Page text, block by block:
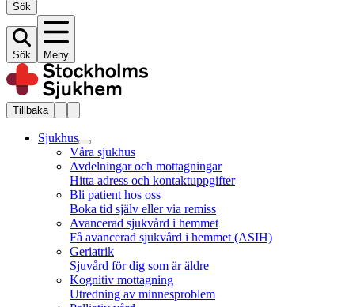
Sök
Sök Meny
Tillbaka
Sjukhus
Våra sjukhus
Avdelningar och mottagningar
Hitta adress och kontaktuppgifter
Bli patient hos oss
Boka tid själv eller via remiss
Avancerad sjukvård i hemmet
Få avancerad sjukvård i hemmet (ASIH)
Geriatrik
Sjuvård för dig som är äldre
Kognitiv mottagning
Utredning av minnesproblem